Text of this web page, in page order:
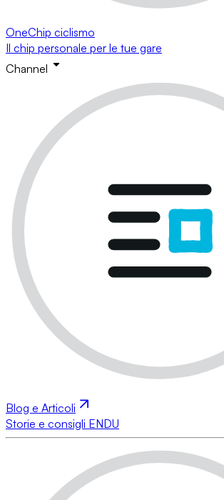
OneChip ciclismo
Il chip personale per le tue gare
Channel
Blog e Articoli
Storie e consigli ENDU